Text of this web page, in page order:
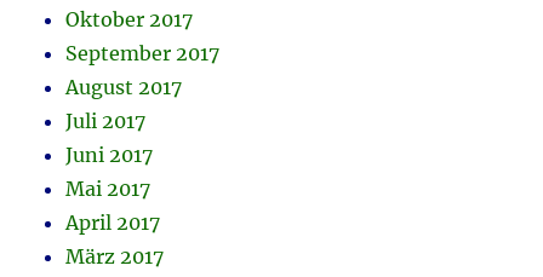
Oktober 2017
September 2017
August 2017
Juli 2017
Juni 2017
Mai 2017
April 2017
März 2017